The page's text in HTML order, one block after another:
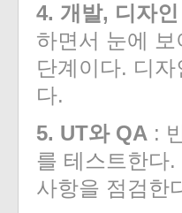
4. 개발, 디자인
하면서 눈에
단계이다. 디
다.
5. UT와 QA :
를 테스트한다
사항을 점검한